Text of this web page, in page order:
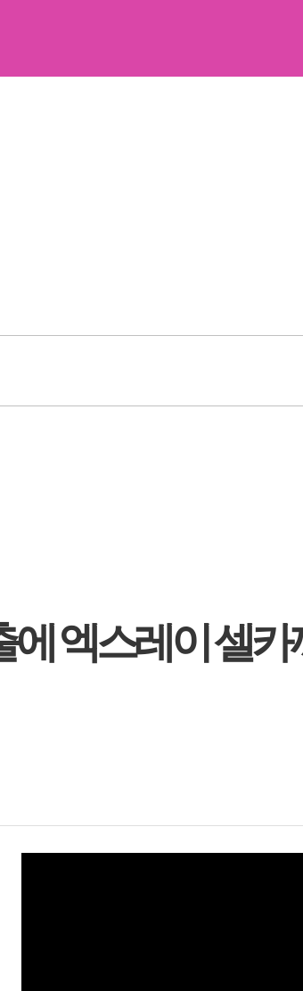
엑스레이 셀카